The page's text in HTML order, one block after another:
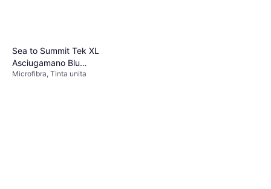
Sea to Summit Tek XL
Asciugamano Blu
(150x75cm)
Microfibra, Tinta unita